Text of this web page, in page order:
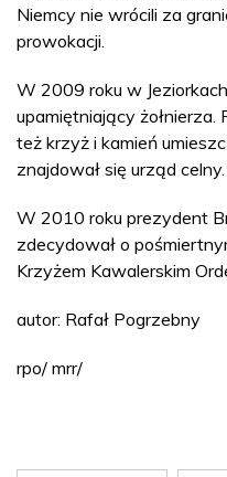
Niemcy nie wrócili za
prowokacji.
W 2009 roku w
upamiętniający żołnierza.
też krzyż i kamień
znajdował się urząd celny.
W 2010 roku prezydent
zdecydował o
Krzyżem Kawalerskim
autor: Rafał Pogrzebny
rpo/ mrr/